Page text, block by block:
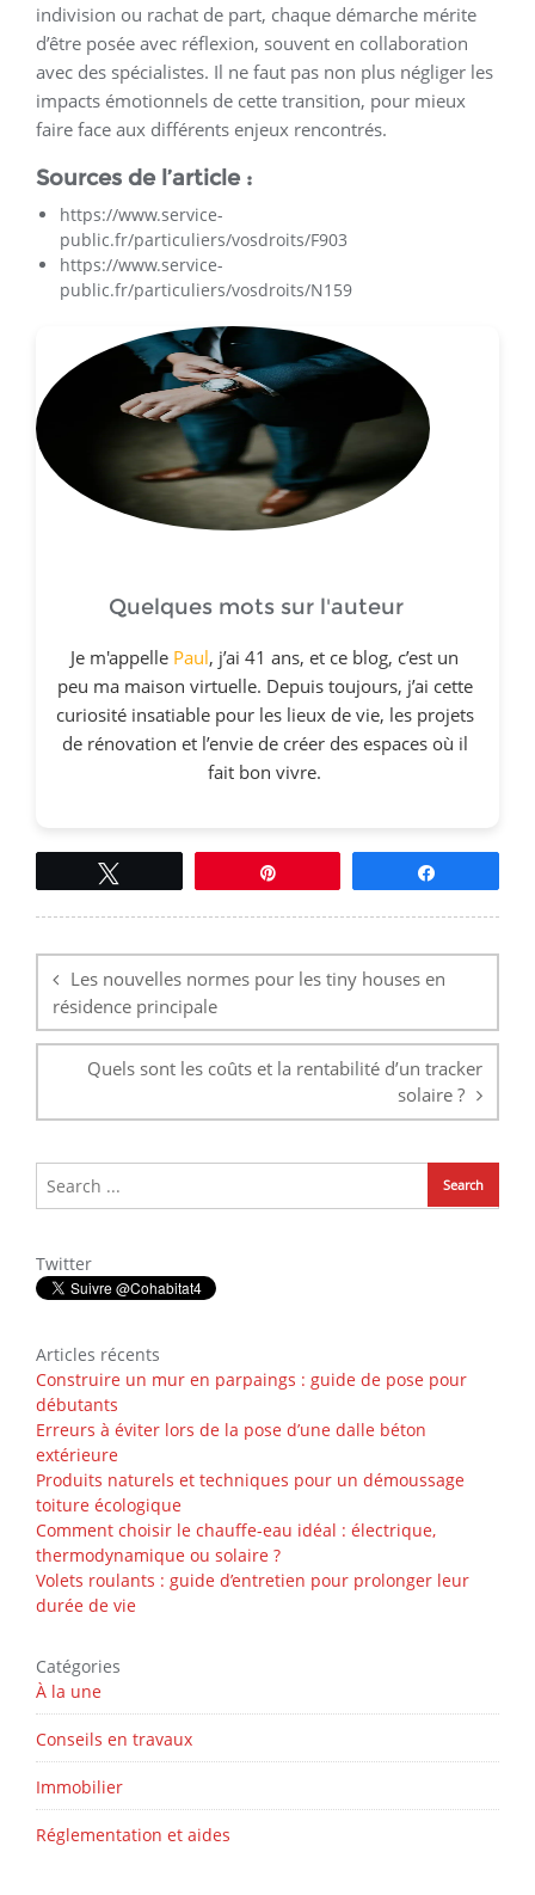
indivision ou rachat de part, chaque démarche mérite
d’être posée avec réflexion, souvent en collaboration
avec des spécialistes. Il ne faut pas non plus négliger les
impacts émotionnels de cette transition, pour mieux
faire face aux différents enjeux rencontrés.
Sources de l’article :
https://www.service-
public.fr/particuliers/vosdroits/F903
https://www.service-
public.fr/particuliers/vosdroits/N159
Quelques mots sur l'auteur
Je m'appelle Paul, j’ai 41 ans, et ce blog, c’est un
peu ma maison virtuelle. Depuis toujours, j’ai cette
curiosité insatiable pour les lieux de vie, les projets
de rénovation et l’envie de créer des espaces où il
fait bon vivre.
de
l’articleLes nouvelles normes pour les tiny houses en
résidence principale
Quels sont les coûts et la rentabilité d’un tracker
solaire ?
Twitter
Articles récents
Construire un mur en parpaings : guide de pose pour
débutants
Erreurs à éviter lors de la pose d’une dalle béton
extérieure
Produits naturels et techniques pour un démoussage
toiture écologique
Comment choisir le chauffe-eau idéal : électrique,
thermodynamique ou solaire ?
Volets roulants : guide d’entretien pour prolonger leur
durée de vie
Catégories
À la une
Conseils en travaux
Immobilier
Réglementation et aides